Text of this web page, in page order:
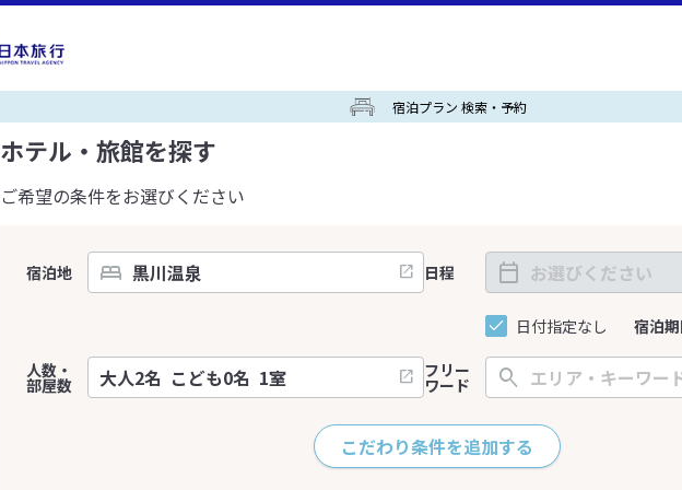
宿泊プラン 検索・予約
ホテル・旅館を探す
ご希望の条件をお選びください
宿泊地 日程
日付指定なし 宿泊
人数・
部屋数
フリー
ワード
こだわり条件を追加する